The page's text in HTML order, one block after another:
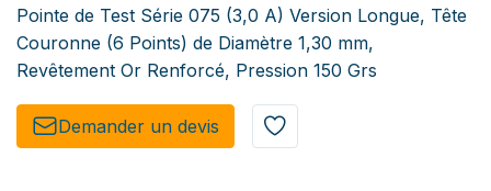
Pointe de Test Série 075 (3,0 A) Version Longue, Tête
Couronne (6 Points) de Diamètre 1,30 mm,
Revêtement Or Renforcé, Pression 150 Grs
Demander un de​​vis​​